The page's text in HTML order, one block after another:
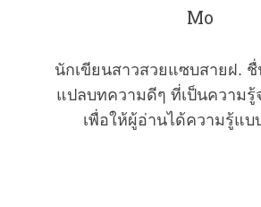
Mo
นักเขียนสาวสวยแซบสายฝ.
แปลบทความดีๆ ที่เป็นความ
เพื่อให้ผู้อ่านได้ความรู้แ